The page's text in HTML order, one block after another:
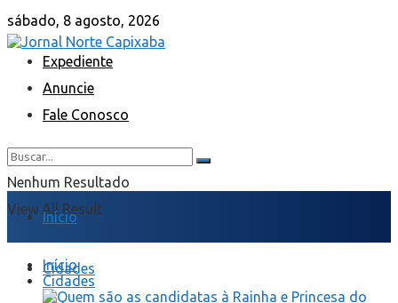
sábado, 8 agosto, 2026
Expediente
Anuncie
Fale Conosco
Nenhum Resultado
View All Result
Início
Cidades
Início
Cidades